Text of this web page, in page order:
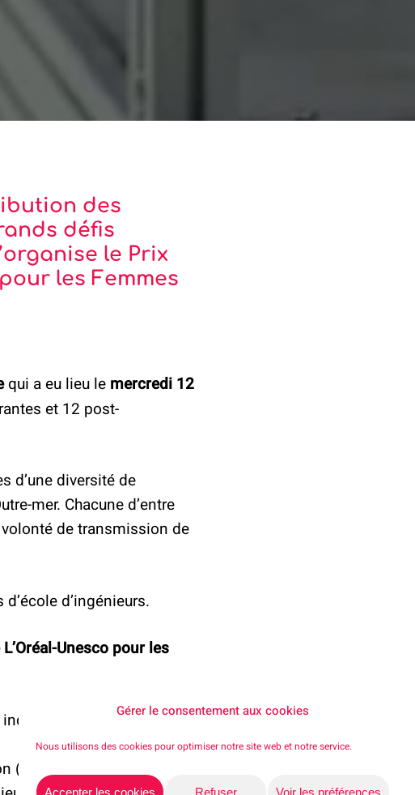
Gérer le consentement aux cookies
Nous utilisons des cookies pour optimiser notre site web et notre service.
Accepter les cookies Refuser Voir les préférences
des
défis
le Prix
les Femmes
qui a eu lieu le mercredi 12
et 12 post-
d’une diversité de
mer. Chacune d’entre
de transmission de
d’ingénieurs.
Unesco pour les
du vivant et de
(Centrale Lyon) ;